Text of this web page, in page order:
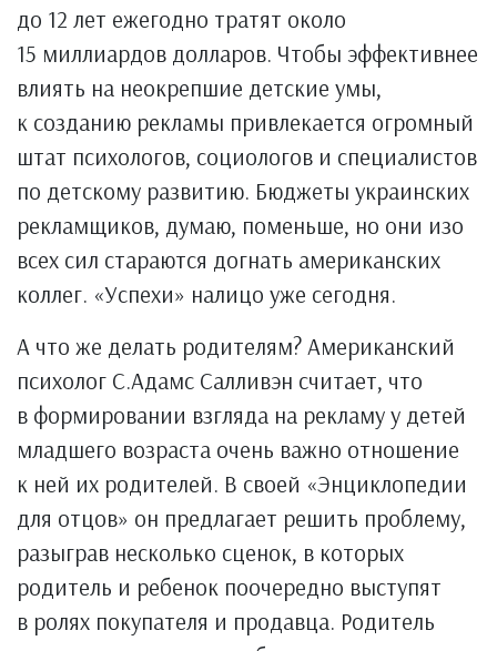
до 12 лет ежегодно тратят около
15 миллиардов долларов. Чтобы эффективнее
влиять на неокрепшие детские умы,
к созданию рекламы привлекается огромный
штат психологов, социологов и специалистов
по детскому развитию. Бюджеты украинских
рекламщиков, думаю, поменьше, но они изо
всех сил стараются догнать американских
коллег. «Успехи» налицо уже сегодня.
А что же делать родителям? Американский
психолог С.Адамс Салливэн считает, что
в формировании взгляда на рекламу у детей
младшего возраста очень важно отношение
к ней их родителей. В своей «Энциклопедии
для отцов» он предлагает решить проблему,
разыграв несколько сценок, в которых
родитель и ребенок поочередно выступят
в ролях покупателя и продавца. Родитель